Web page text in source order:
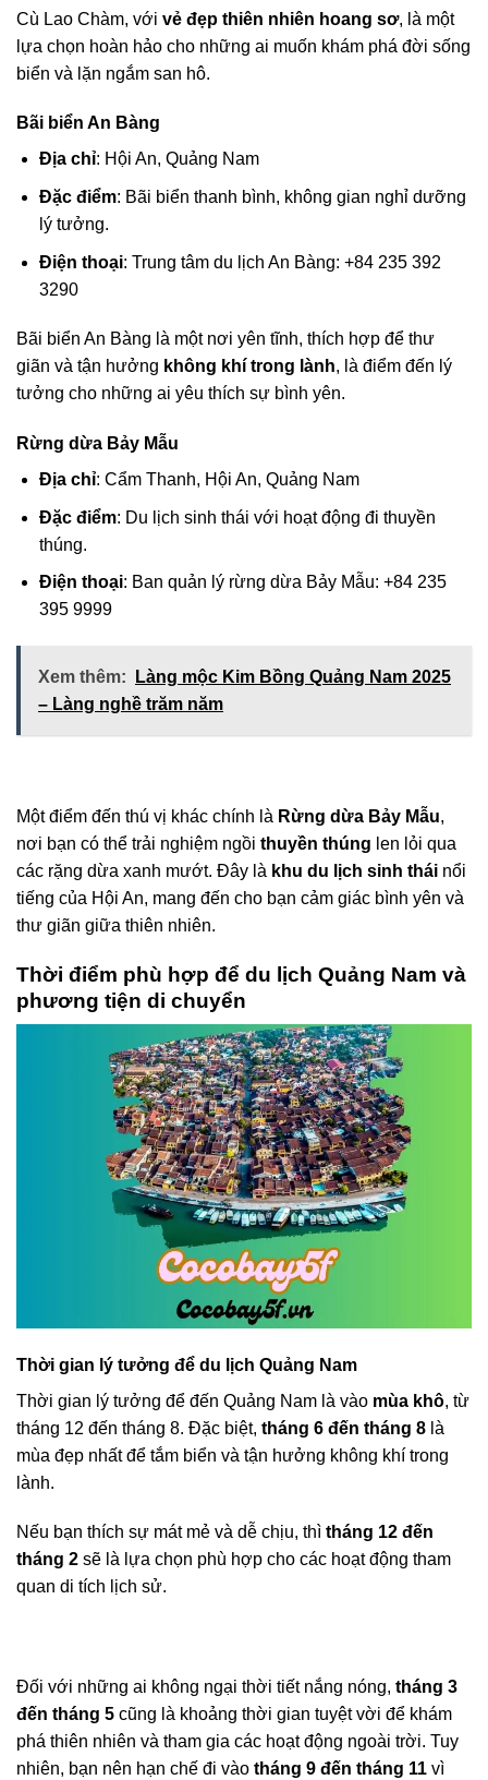
Cù Lao Chàm, với vẻ đẹp thiên nhiên hoang sơ, là một
lựa chọn hoàn hảo cho những ai muốn khám phá đời sống
biển và lặn ngắm san hô.
Bãi biển An Bàng
Địa chỉ: Hội An, Quảng Nam
Đặc điểm: Bãi biển thanh bình, không gian nghỉ dưỡng
lý tưởng.
Điện thoại: Trung tâm du lịch An Bàng: +84 235 392
3290
Bãi biển An Bàng là một nơi yên tĩnh, thích hợp để thư
giãn và tận hưởng không khí trong lành, là điểm đến lý
tưởng cho những ai yêu thích sự bình yên.
Rừng dừa Bảy Mẫu
Địa chỉ: Cẩm Thanh, Hội An, Quảng Nam
Đặc điểm: Du lịch sinh thái với hoạt động đi thuyền
thúng.
Điện thoại: Ban quản lý rừng dừa Bảy Mẫu: +84 235
395 9999
Xem thêm:
​Làng mộc Kim Bồng Quảng Nam 2025
– Làng nghề trăm năm
Một điểm đến thú vị khác chính là Rừng dừa Bảy Mẫu,
nơi bạn có thể trải nghiệm ngồi thuyền thúng len lỏi qua
các rặng dừa xanh mướt. Đây là khu du lịch sinh thái nổi
tiếng của Hội An, mang đến cho bạn cảm giác bình yên và
thư giãn giữa thiên nhiên.
Thời điểm phù hợp để du lịch Quảng Nam và
phương tiện di chuyển
Thời gian lý tưởng để du lịch Quảng Nam
Thời gian lý tưởng để đến Quảng Nam là vào mùa khô, từ
tháng 12 đến tháng 8. Đặc biệt, tháng 6 đến tháng 8 là
mùa đẹp nhất để tắm biển và tận hưởng không khí trong
lành.
Nếu bạn thích sự mát mẻ và dễ chịu, thì tháng 12 đến
tháng 2 sẽ là lựa chọn phù hợp cho các hoạt động tham
quan di tích lịch sử.
Đối với những ai không ngại thời tiết nắng nóng, tháng 3
đến tháng 5 cũng là khoảng thời gian tuyệt vời để khám
phá thiên nhiên và tham gia các hoạt động ngoài trời. Tuy
nhiên, bạn nên hạn chế đi vào tháng 9 đến tháng 11 vì